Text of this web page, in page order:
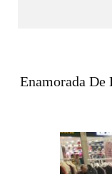
Enamorada De